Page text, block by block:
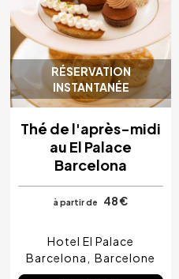
RÉSERVATION
INSTANTANÉE
Thé de l'après-midi
au El Palace
Barcelona
à partir de 48 €
Hotel El Palace
Barcelona
Barcelone